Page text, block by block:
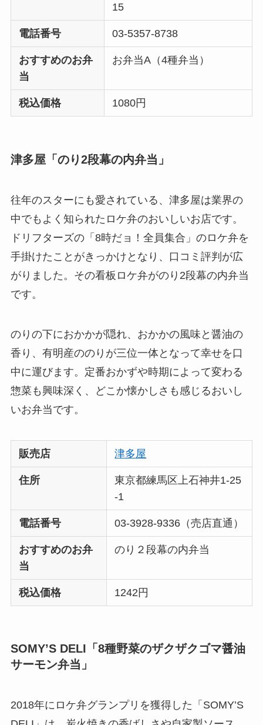
15
電話番号 03-5357-8738
おすすめのお弁
当
お弁当A（4種弁当）
税込価格 1080円
津多屋「のり2段幕の内弁当」
往年のスターにも愛されている、津多屋は業界の
中でもよく知られたロケ弁のおいしいお店です。
ドリフターズの「8時だョ！全員集合」のロケ弁を
手掛けたことがきっかけとなり、口コミ評判が広
がりました。その看板ロケ弁がのり2段幕の内弁当
です。
のりの下におかかが隠れ、おかかの風味と醤油の
香り、有明産ののりが三位一体となって幸せを口
中に運びます。定番おかずや時期によって変わる
惣菜も興味深く、どこか懐かしさも感じるおいし
いお弁当です。
販売店 津多屋
住所
東京都練馬区上石神井1-25
-1
電話番号 03-3928-9336（売店直通）
おすすめのお弁
当
のり２段幕の内弁当
税込価格 1242円
SOMY’S DELI「8種野菜のザクザクゴマ醤油
サーモン弁当」
2018年にロケ弁グランプリを獲得した「SOMY’S